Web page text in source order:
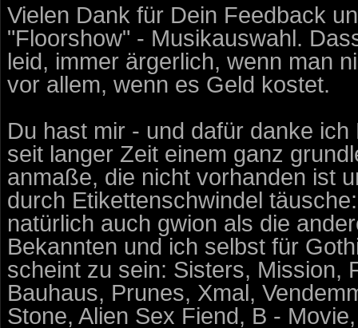
Vielen Dank für Dein Feedback
"Floorshow" - Musikauswahl.
leid, immer ärgerlich, wenn man
vor allem, wenn es Geld kostet.
Du hast mir - und dafür danke
seit langer Zeit einem ganz
anmaße, die nicht vorhanden ist
durch Etikettenschwindel
natürlich auch gwion als die
Bekannten und ich selbst für
scheint zu sein: Sisters, Mission,
Bauhaus, Prunes, Xmal,
Stone, Alien Sex Fiend, B -